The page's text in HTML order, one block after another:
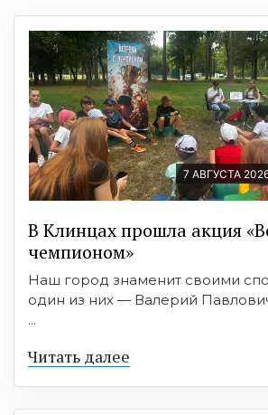
7 АВГУСТА
В Клинцах прошла акция
чемпионом»
Наш город знаменит своими
один из них — Валерий
...
Читать далее